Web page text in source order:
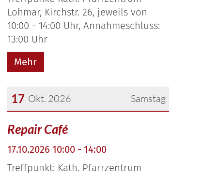
Lohmar, Kirchstr. 26, jeweils von
10:00 - 14:00 Uhr, Annahmeschluss:
13:00 Uhr
Mehr
Samstag
17 Okt. 2026
Datum: 17. Oktober 2026
Repair Café
17.10.2026 10:00 - 14:00
Treffpunkt: Kath. Pfarrzentrum